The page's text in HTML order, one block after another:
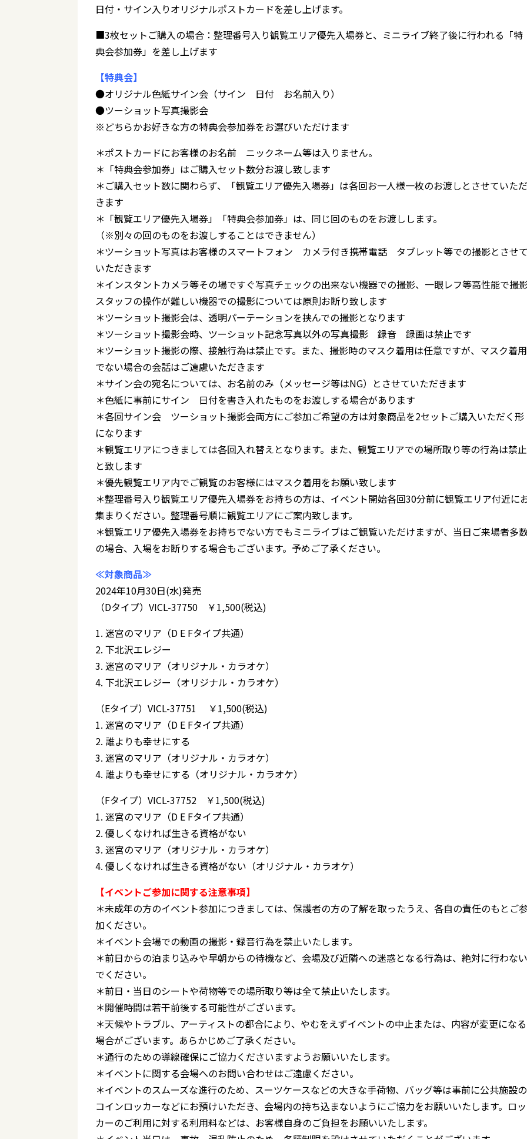
日付・サイン入りオリジナルポストカードを差し上げます。
■3枚セットご購入の場合：整理番号入り観覧エリア優先入場券と、ミニライブ終了後に行われる「特
典会参加券」を差し上げます
【特典会】
●オリジナル色紙サイン会（サイン 日付 お名前入り）
●ツーショット写真撮影会
※どちらかお好きな方の特典会参加券をお選びいただけます
＊ポストカードにお客様のお名前 ニックネーム等は入りません。
＊「特典会参加券」はご購入セット数分お渡し致します
＊ご購入セット数に関わらず、「観覧エリア優先入場券」は各回お一人様一枚のお渡しとさせていただ
きます
＊「観覧エリア優先入場券」「特典会参加券」は、同じ回のものをお渡しします。
（※別々の回のものをお渡しすることはできません）
＊ツーショット写真はお客様のスマートフォン カメラ付き携帯電話 タブレット等での撮影とさせ
いただきます
＊インスタントカメラ等その場ですぐ写真チェックの出来ない機器での撮影、一眼レフ等高性能で撮
スタッフの操作が難しい機器での撮影については原則お断り致します
＊ツーショット撮影会は、透明パーテーションを挟んでの撮影となります
＊ツーショット撮影会時、ツーショット記念写真以外の写真撮影 録音 録画は禁止です
＊ツーショット撮影の際、接触行為は禁止です。また、撮影時のマスク着用は任意ですが、マスク着用
でない場合の会話はご遠慮いただきます
＊サイン会の宛名については、お名前のみ（メッセージ等はNG）とさせていただきます
＊色紙に事前にサイン 日付を書き入れたものをお渡しする場合があります
＊各回サイン会 ツーショット撮影会両方にご参加ご希望の方は対象商品を2セットご購入いただく形
になります
＊観覧エリアにつきましては各回入れ替えとなります。また、観覧エリアでの場所取り等の行為は禁止
と致します
＊優先観覧エリア内でご観覧のお客様にはマスク着用をお願い致します
＊整理番号入り観覧エリア優先入場券をお持ちの方は、イベント開始各回30分前に観覧エリア付近に
集まりください。整理番号順に観覧エリアにご案内致します。
＊観覧エリア優先入場券をお持ちでない方でもミニライブはご観覧いただけますが、当日ご来場者多
の場合、入場をお断りする場合もございます。予めご了承ください。
≪対象商品≫
2024年10月30日(水)発売
（Dタイプ）VICL-37750 ￥1,500(税込)
1. 迷宮のマリア（D E Fタイプ共通）
2. 下北沢エレジー
3. 迷宮のマリア（オリジナル・カラオケ）
4. 下北沢エレジー（オリジナル・カラオケ）
（Eタイプ）VICL-37751 ￥1,500(税込)
1. 迷宮のマリア（D E Fタイプ共通）
2. 誰よりも幸せにする
3. 迷宮のマリア（オリジナル・カラオケ）
4. 誰よりも幸せにする（オリジナル・カラオケ）
（Fタイプ）VICL-37752 ￥1,500(税込)
1. 迷宮のマリア（D E Fタイプ共通）
2. 優しくなければ生きる資格がない
3. 迷宮のマリア（オリジナル・カラオケ）
4. 優しくなければ生きる資格がない（オリジナル・カラオケ）
【イベントご参加に関する注意事項】
＊未成年の方のイベント参加につきましては、保護者の方の了解を取ったうえ、各自の責任のもとご
加ください。
＊イベント会場での動画の撮影・録音行為を禁止いたします。
＊前日からの泊まり込みや早朝からの待機など、会場及び近隣への迷惑となる行為は、絶対に行わない
でください。
＊前日・当日のシートや荷物等での場所取り等は全て禁止いたします。
＊開催時間は若干前後する可能性がございます。
＊天候やトラブル、アーティストの都合により、やむをえずイベントの中止または、内容が変更になる
場合がございます。あらかじめご了承ください。
＊通行のための導線確保にご協力くださいますようお願いいたします。
＊イベントに関する会場へのお問い合わせはご遠慮ください。
＊イベントのスムーズな進行のため、スーツケースなどの大きな手荷物、バッグ等は事前に公共施設の
コインロッカーなどにお預けいただき、会場内の持ち込まないようにご協力をお願いいたします。ロッ
カーのご利用に対する利用料などは、お客様自身のご負担をお願いいたします。